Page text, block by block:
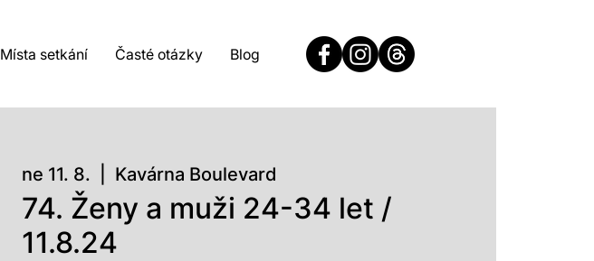
Místa setkání Časté otázky Blog
ne 11. 8. Kavárna Boulevard
74. Ženy a muži 24-34 let /
11.8.24